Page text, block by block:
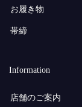
お履き物
帯締
Information
店舗のご案内